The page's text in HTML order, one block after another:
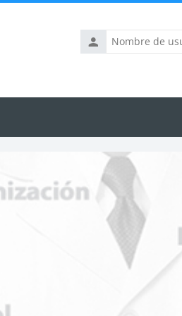
Nombre
de